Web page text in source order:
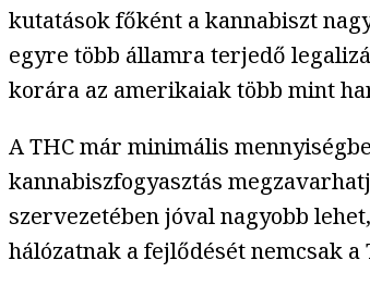
kutatások főként a kannabiszt
egyre több államra terjedő
korára az amerikaiak több mint
A THC már minimális
kannabiszfogyasztás
szervezetében jóval nagyobb
hálózatnak a fejlődését nemcsak